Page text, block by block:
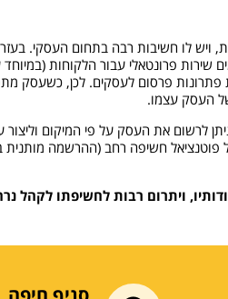
ויש לו חשיבות רבה בתחום העסקי.
שירות פרונטאלי עבור הלקוחות
פרסום לעסקים. לכן, כשעסק
של העסק עצמו.
לרשום את העסק על פי המיקום
חשיפה רחב (ההרשמה מותנית
ויתרום רבות לחשיפתו לקהל